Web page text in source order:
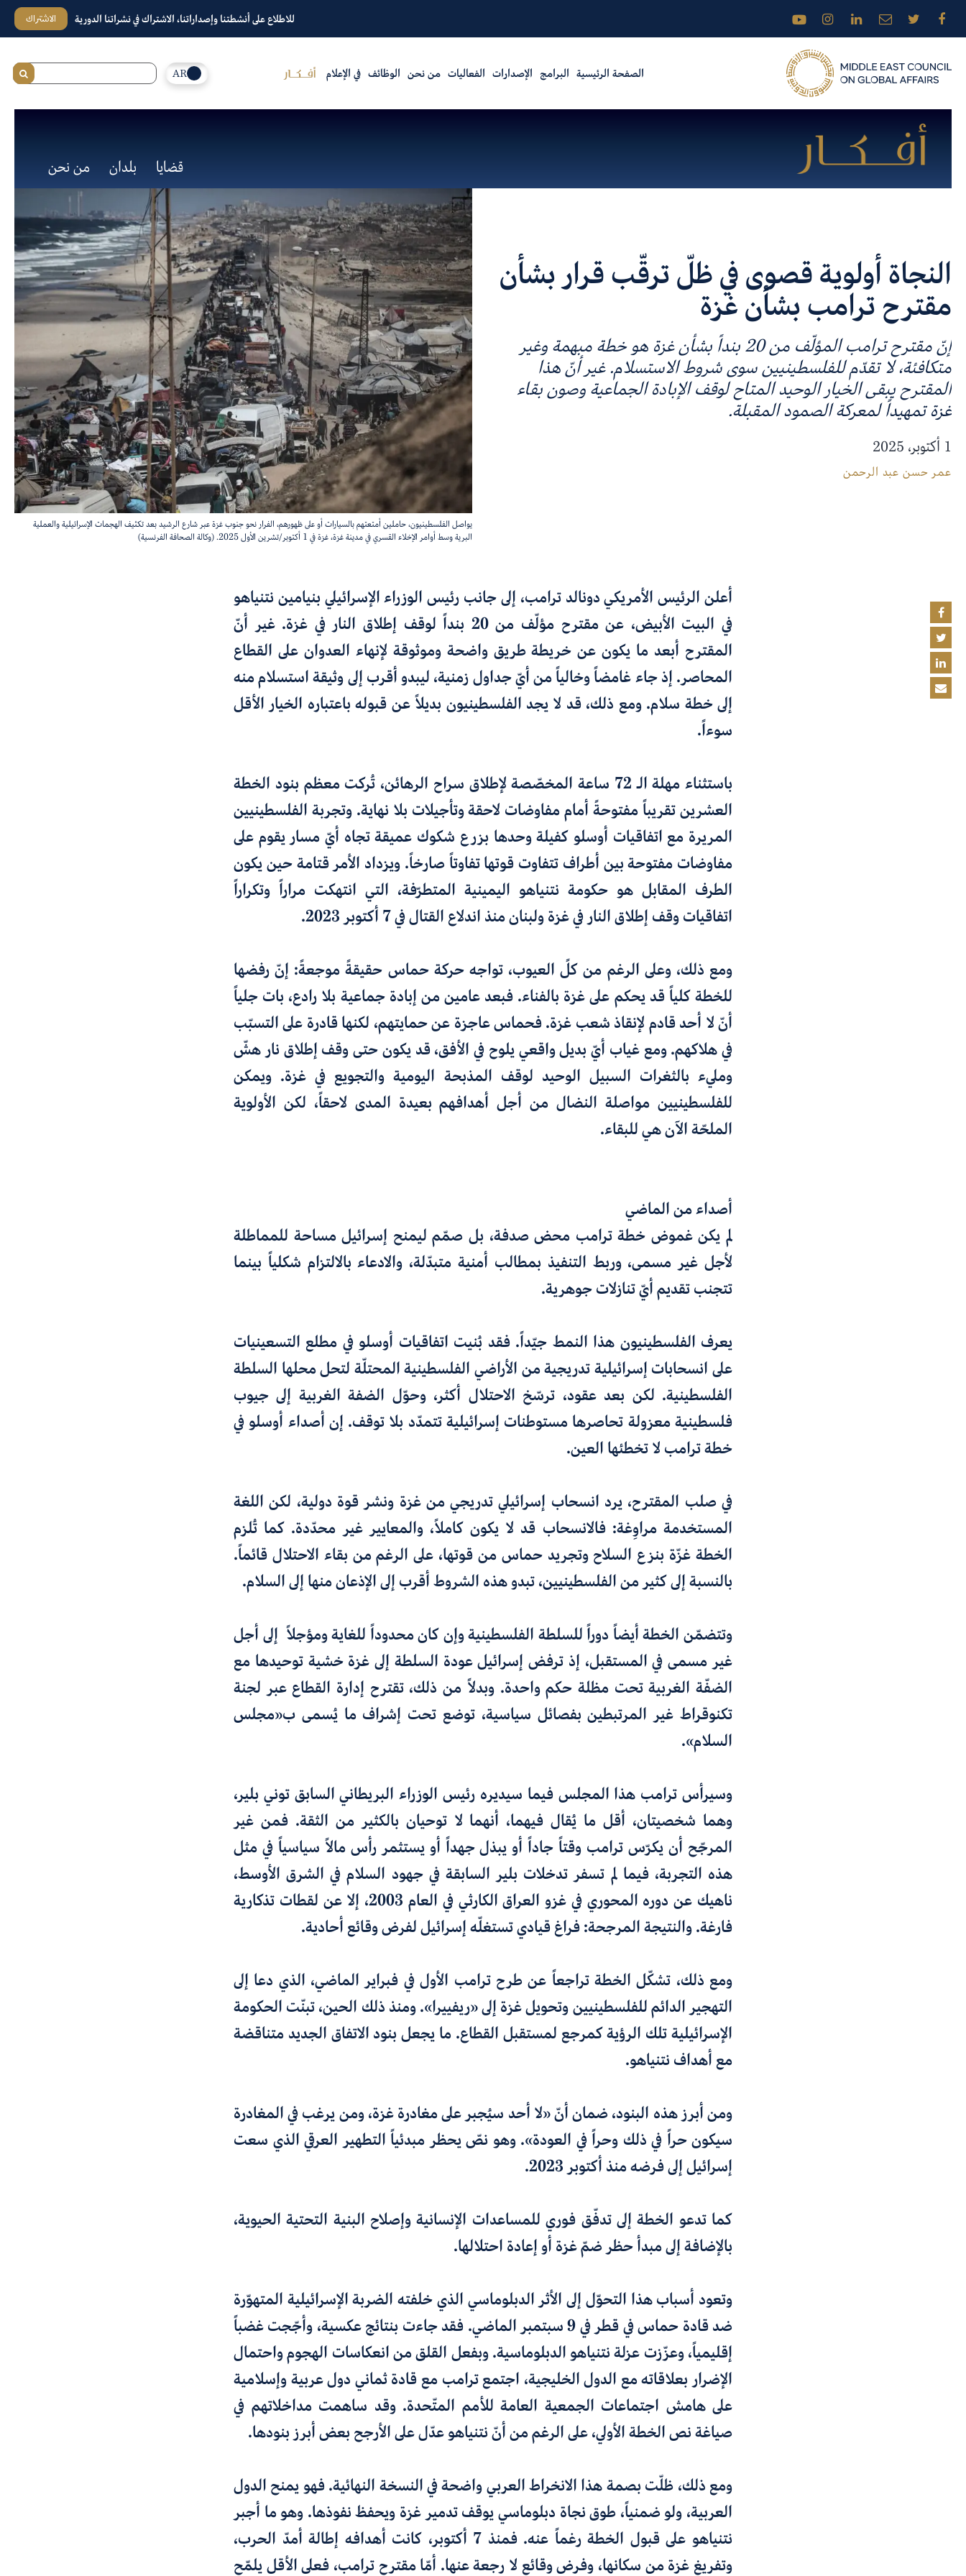
للاطلاع على أنشطتنا وإصداراتنا، الاشتراك في نشراتنا الدورية الاشتراك
الصفحة الرئيسية البرامج الإصدارات الفعاليات من نحن الوظائف في الإعلام AR
قضايا بلدان من نحن
النجاة أولوية قصوى في ظلّ ترقّب قرار بشأن
مقترح ترامب بشأن غزة
إنّ مقترح ترامب المؤلّف من 20 بنداً بشأن غزة هو خطة مبهمة وغير
متكافئة، لا تقدّم للفلسطينيين سوى شروط الاستسلام. غير أنّ هذا
المقترح يبقى الخيار الوحيد المتاح لوقف الإبادة الجماعية وصون بقاء
غزة تمهيداً لمعركة الصمود المقبلة.
1 أكتوبر، 2025
عمر حسن عبد الرحمن
يواصل الفلسطينيون، حاملين أمتعتهم بالسيارات أو على ظهورهم، الفرار نحو جنوب غزة عبر شارع الرشيد بعد تكثيف الهجمات الإسرائيلية والعملية
البرية وسط أوامر الإخلاء القسري في مدينة غزة، غزة في 1 أكتوبر/تشرين الأول 2025. (وكالة الصحافة الفرنسية)
أعلن الرئيس الأمريكي دونالد ترامب، إلى جانب رئيس الوزراء الإسرائيلي بنيامين نتنياهو
في البيت الأبيض، عن مقترح مؤلّف من 20 بنداً لوقف إطلاق النار في غزة. غير أنّ
المقترح أبعد ما يكون عن خريطة طريق واضحة وموثوقة لإنهاء العدوان على القطاع
المحاصر. إذ جاء غامضاً وخالياً من أيّ جداول زمنية، ليبدو أقرب إلى وثيقة استسلام منه
إلى خطة سلام. ومع ذلك، قد لا يجد الفلسطينيون بديلاً عن قبوله باعتباره الخيار الأقل
سوءاً.
باستثناء مهلة الـ 72 ساعة المخصّصة لإطلاق سراح الرهائن، تُركت معظم بنود الخطة
العشرين تقريباً مفتوحةً أمام مفاوضات لاحقة وتأجيلات بلا نهاية. وتجربة الفلسطينيين
المريرة مع اتفاقيات أوسلو كفيلة وحدها بزرع شكوك عميقة تجاه أيّ مسار يقوم على
مفاوضات مفتوحة بين أطراف تتفاوت قوتها تفاوتاً صارخاً. ويزداد الأمر قتامة حين يكون
الطرف المقابل هو حكومة نتنياهو اليمينية المتطرّفة، التي انتهكت مراراً وتكراراً
اتفاقيات وقف إطلاق النار في غزة ولبنان منذ اندلاع القتال في 7 أكتوبر 2023.
ومع ذلك، وعلى الرغم من كلً العيوب، تواجه حركة حماس حقيقةً موجعةً: إنّ رفضها
للخطة كلياً قد يحكم على غزة بالفناء. فبعد عامين من إبادة جماعية بلا رادع، بات جلياً
أنّ لا أحد قادم لإنقاذ شعب غزة. فحماس عاجزة عن حمايتهم، لكنها قادرة على التسبّب
في هلاكهم. ومع غياب أيّ بديل واقعي يلوح في الأفق، قد يكون حتى وقف إطلاق نار هشّ
ومليء بالثغرات السبيل الوحيد لوقف المذبحة اليومية والتجويع في غزة. ويمكن
للفلسطينيين مواصلة النضال من أجل أهدافهم بعيدة المدى لاحقاً، لكن الأولوية
الملحّة الآن هي للبقاء.
أصداء من الماضي
لم يكن غموض خطة ترامب محض صدفة، بل صمّم ليمنح إسرائيل مساحة للمماطلة
لأجل غير مسمى، وربط التنفيذ بمطالب أمنية متبدّلة، والادعاء بالالتزام شكلياً بينما
تتجنب تقديم أيّ تنازلات جوهرية.
يعرف الفلسطينيون هذا النمط جيّداً. فقد بُنيت اتفاقيات أوسلو في مطلع التسعينيات
على انسحابات إسرائيلية تدريجية من الأراضي الفلسطينية المحتلّة لتحل محلها السلطة
الفلسطينية. لكن بعد عقود، ترسّخ الاحتلال أكثر، وحوّل الضفة الغربية إلى جيوب
فلسطينية معزولة تحاصرها مستوطنات إسرائيلية تتمدّد بلا توقف. إن أصداء أوسلو في
خطة ترامب لا تخطئها العين.
في صلب المقترح، يرد انسحاب إسرائيلي تدريجي من غزة ونشر قوة دولية، لكن اللغة
المستخدمة مراوِغة: فالانسحاب قد لا يكون كاملاً، والمعايير غير محدّدة. كما تُلزم
الخطة غزّة بنزع السلاح وتجريد حماس من قوتها، على الرغم من بقاء الاحتلال قائماً.
بالنسبة إلى كثير من الفلسطينيين، تبدو هذه الشروط أقرب إلى الإذعان منها إلى السلام.
وتتضمّن الخطة أيضاً دوراً للسلطة الفلسطينية وإن كان محدوداً للغاية ومؤجلاً إلى أجل
غير مسمى في المستقبل، إذ ترفض إسرائيل عودة السلطة إلى غزة خشية توحيدها مع
الضفّة الغربية تحت مظلة حكم واحدة. وبدلاً من ذلك، تقترح إدارة القطاع عبر لجنة
تكنوقراط غير المرتبطين بفصائل سياسية، توضع تحت إشراف ما يُسمى ب«مجلس
السلام».
وسيرأس ترامب هذا المجلس فيما سيديره رئيس الوزراء البريطاني السابق توني بلير،
وهما شخصيتان، أقل ما يُقال فيهما، أنهما لا توحيان بالكثير من الثقة. فمن غير
المرجّح أن يكرّس ترامب وقتاً جاداً أو يبذل جهداً أو يستثمر رأس مالاً سياسياً في مثل
هذه التجربة، فيما لم تسفر تدخلات بلير السابقة في جهود السلام في الشرق الأوسط،
ناهيك عن دوره المحوري في غزو العراق الكارثي في العام 2003، إلا عن لقطات تذكارية
فارغة. والنتيجة المرجحة: فراغ قيادي تستغلّه إسرائيل لفرض وقائع أحادية.
ومع ذلك، تشكّل الخطة تراجعاً عن طرح ترامب الأول في فبراير الماضي، الذي دعا إلى
التهجير الدائم للفلسطينيين وتحويل غزة إلى «ريفييرا». ومنذ ذلك الحين، تبنّت الحكومة
الإسرائيلية تلك الرؤية كمرجع لمستقبل القطاع. ما يجعل بنود الاتفاق الجديد متناقضة
مع أهداف نتنياهو.
ومن أبرز هذه البنود، ضمان أنّ «لا أحد سيُجبر على مغادرة غزة، ومن يرغب في المغادرة
سيكون حراً في ذلك وحراً في العودة». وهو نصّ يحظر مبدئياً التطهير العرقي الذي سعت
إسرائيل إلى فرضه منذ أكتوبر 2023.
كما تدعو الخطة إلى تدفّق فوري للمساعدات الإنسانية وإصلاح البنية التحتية الحيوية،
بالإضافة إلى مبدأ حظر ضمّ غزة أو إعادة احتلالها.
وتعود أسباب هذا التحوّل إلى الأثر الدبلوماسي الذي خلفته الضربة الإسرائيلية المتهوّرة
ضد قادة حماس في قطر في 9 سبتمبر الماضي. فقد جاءت بنتائج عكسية، وأجّجت غضباً
إقليمياً، وعزّزت عزلة نتنياهو الدبلوماسية. وبفعل القلق من انعكاسات الهجوم واحتمال
الإضرار بعلاقاته مع الدول الخليجية، اجتمع ترامب مع قادة ثماني دول عربية وإسلامية
على هامش اجتماعات الجمعية العامة للأمم المتّحدة. وقد ساهمت مداخلاتهم في
صياغة نص الخطة الأولي، على الرغم من أنّ نتنياهو عدّل على الأرجح بعض أبرز بنودها.
ومع ذلك، ظلّت بصمة هذا الانخراط العربي واضحة في النسخة النهائية. فهو يمنح الدول
العربية، ولو ضمنياً، طوق نجاة دبلوماسي يوقف تدمير غزة ويحفظ نفوذها. وهو ما أجبر
نتنياهو على قبول الخطة رغماً عنه. فمنذ 7 أكتوبر، كانت أهدافه إطالة أمدّ الحرب،
وتفريغ غزة من سكانها، وفرض وقائع لا رجعة عنها. أمّا مقترح ترامب، فعلى الأقل يلمّح